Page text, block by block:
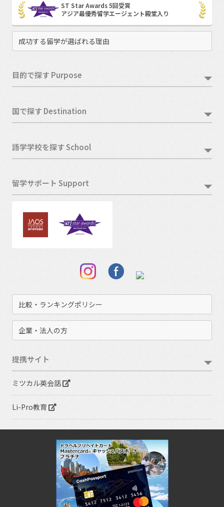
ST Star Awards 5回受賞
アジア最優秀留学エージェント殿堂入り
成功する留学が選ばれる理由
目的で探す Purpose
国で探す Destination
語学学校を探す School
留学サポート Support
比較・ランキングポリシー
企業・法人の方
提携サイト
ミツカル英会話
Li-Pro教育